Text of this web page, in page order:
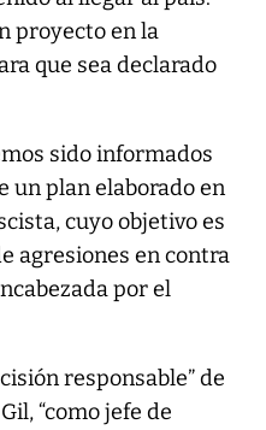
proyecto en la
que sea declarado
sido informados
un plan elaborado en
cuyo objetivo es
agresiones en contra
por el
responsable” de
“como jefe de